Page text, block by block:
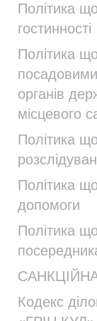
Політика
гостинності
Політика
органів
місцевого
Політика
Політика
допомоги
Політика
Кодекс